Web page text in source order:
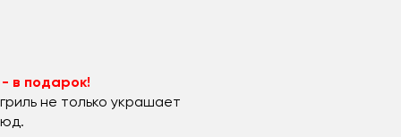
- в подарок!
не только украшает